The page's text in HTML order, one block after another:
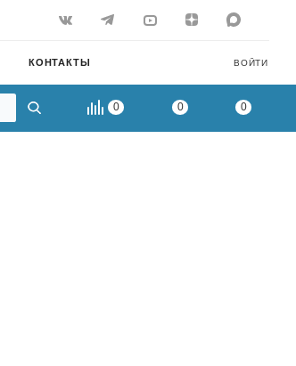
ВОЙТИ
КОНТАКТЫ
0 0 0